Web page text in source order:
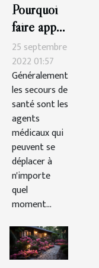
Pourquoi
faire appel
à un
secours de
santé ?
25 septembre
2022 01:57
Généralement
les secours de
santé sont les
agents
médicaux qui
peuvent se
déplacer à
n'importe
quel
moment...